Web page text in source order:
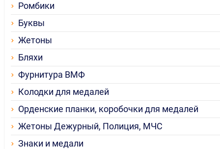
Ромбики
Буквы
Жетоны
Бляхи
Фурнитура ВМФ
Колодки для медалей
Орденские планки, коробочки для медалей
Жетоны Дежурный, Полиция, МЧС
Знаки и медали